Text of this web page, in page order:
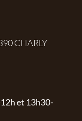
CHARLY
et 13h30-